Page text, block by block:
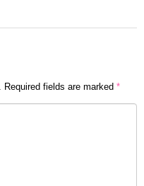
Required fields are marked *